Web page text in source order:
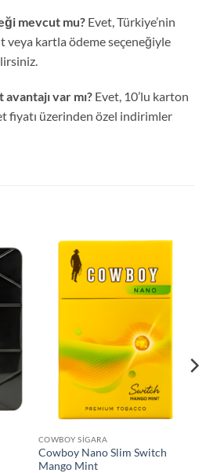
mevcut mu?Evet, Türkiye’nin
veya kartla ödeme seçeneğiyle
var mı?Evet, 10’lu karton
fiyatı üzerinden özel indirimler
COWBOY SIGARA
Cowboy Nano Slim Switch
Mango Mint